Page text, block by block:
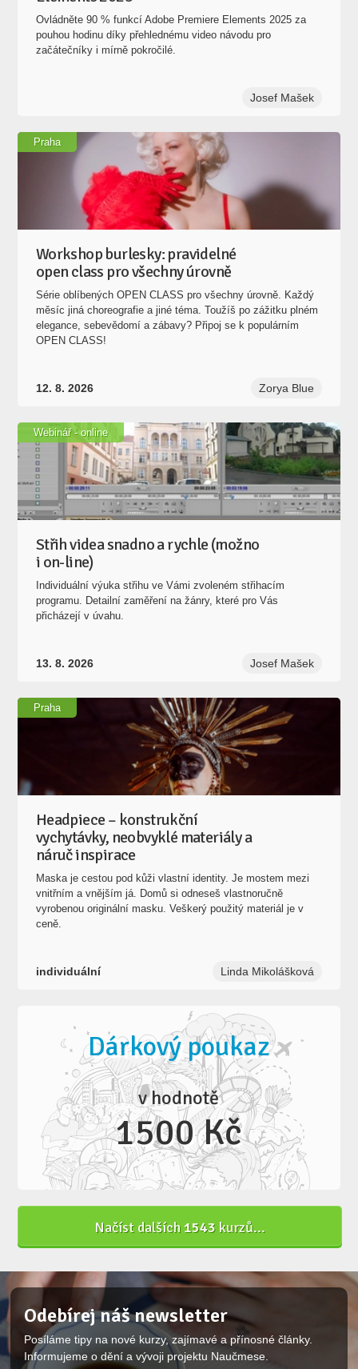
Ovládněte 90 % funkcí Adobe Premiere Elements 2025 za
pouhou hodinu díky přehlednému video návodu pro
začátečníky i mírně pokročilé.
Josef Mašek
Workshop burlesky: pravidelné
open class pro všechny úrovně
Série oblíbených OPEN CLASS pro všechny úrovně. Každý
měsíc jiná choreografie a jiné téma. Toužíš po zážitku plném
elegance, sebevědomí a zábavy? Připoj se k populárním
OPEN CLASS!
12. 8. 2026 Zorya Blue
Praha
Střih videa snadno a rychle (možno
i on-line)
Individuální výuka střihu ve Vámi zvoleném střihacím
programu. Detailní zaměření na žánry, které pro Vás
přicházejí v úvahu.
13. 8. 2026 Josef Mašek
Webinář - online
Headpiece – konstrukční
vychytávky, neobvyklé materiály a
náruč inspirace
Maska je cestou pod kůži vlastní identity. Je mostem mezi
vnitřním a vnějším já. Domů si odneseš vlastnoručně
vyrobenou originální masku. Veškerý použitý materiál je v
ceně.
individuální Linda Mikolášková
Praha
Dárkový poukaz
v hodnotě
1500 Kč
Načíst dalších1543kurzů...
Odebírej náš newsletter
Posíláme tipy na nové kurzy, zajímavé a přínosné články.
Informujeme o dění a vývoji projektu Naučmese.